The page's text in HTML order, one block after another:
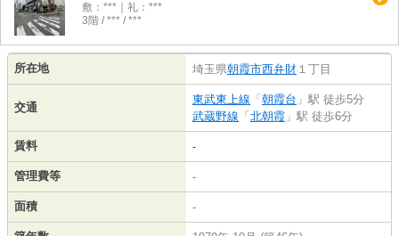
敷：***｜礼：***
3階 / *** / ***
所在地 埼玉県朝霞市西弁財 １丁目
交通
東武東上線 「 朝霞台 」駅 徒歩5分
武蔵野線 「 北朝霞 」駅 徒歩6分
賃料 -
管理費等 -
面積 -